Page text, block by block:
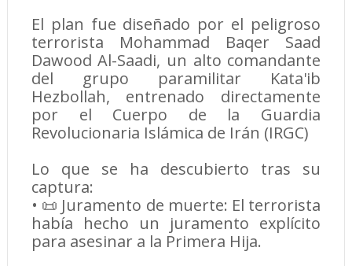
El plan fue diseñado por el peligroso
terrorista Mohammad Baqer Saad
Dawood Al-Saadi, un alto comandante
del grupo paramilitar Kata'ib
Hezbollah, entrenado directamente
por el Cuerpo de la Guardia
Revolucionaria Islámica de Irán (IRGC)
Lo que se ha descubierto tras su
captura:
• 📜 Juramento de muerte: El terrorista
había hecho un juramento explícito
para asesinar a la Primera Hija.